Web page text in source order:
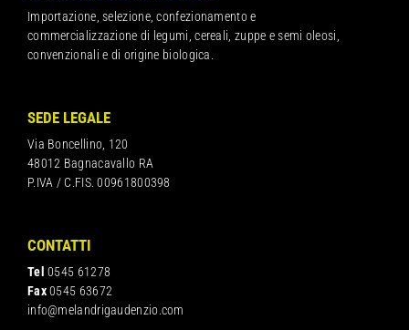
Importazione, selezione, confezionamento e
commercializzazione di legumi, cereali, zuppe e semi oleosi,
convenzionali e di origine biologica.
SEDE LEGALE
Via Boncellino, 120
48012 Bagnacavallo RA
P.IVA / C.FIS. 00961800398
CONTATTI
Tel 0545 61278
Fax0545 63672
info@melandrigaudenzio.com